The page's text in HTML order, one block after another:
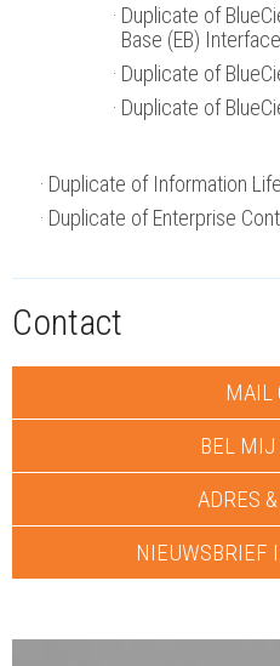
Duplicate of
Base (EB) Interface
Duplicate of
Duplicate of
Duplicate of Information
Duplicate of Enterprise
Contact
MAIL
BEL MIJ
ADRES
NIEUWSBRIEF